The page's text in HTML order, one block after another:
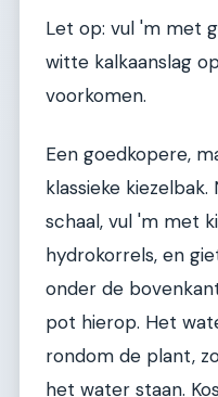
Let op: vul 'm met
witte kalkaanslag
voorkomen.
Een goedkopere,
klassieke
schaal, vul 'm met
hydrokorrels, en
onder de
pot hierop. Het
rondom de plant,
het water staan.